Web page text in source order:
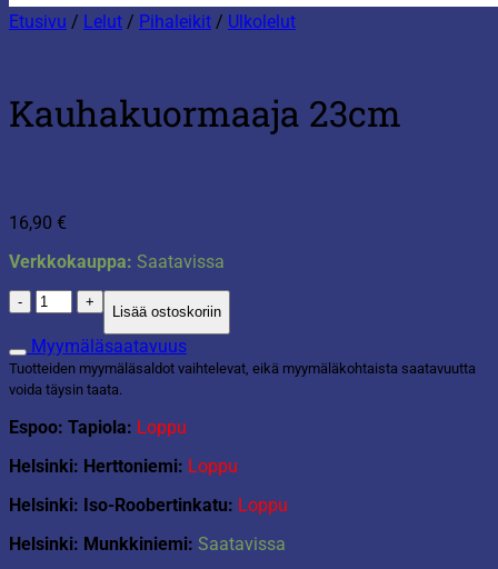
Etusivu / Lelut / Pihaleikit / Ulkolelut
Kauhakuormaaja 23cm
16,90 €
Verkkokauppa: Saatavissa
Kauhakuormaaja
23cm
määrä
Lisää ostoskoriin
Myymäläsaatavuus
Tuotteiden myymäläsaldot vaihtelevat, eikä myymäläkohtaista saatavuutta
voida täysin taata.
Espoo: Tapiola: Loppu
Helsinki: Herttoniemi: Loppu
Helsinki: Iso-Roobertinkatu: Loppu
Helsinki: Munkkiniemi: Saatavissa